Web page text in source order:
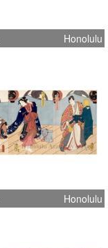
Honolulu
Honolulu